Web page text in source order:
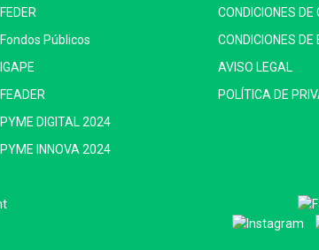
FEDER
Fondos Públicos
IGAPE
FEADER
PYME DIGITAL 2024
PYME INNOVA 2024
CONDICIONES DE
CONDICIONES DE
AVISO LEGAL
POLÍTICA DE